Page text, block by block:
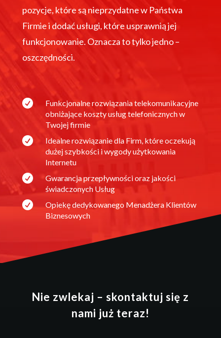
pozycje, które są nieprzydatne w Państwa
Firmie i dodać usługi, które usprawnią jej
funkcjonowanie. Oznacza to tylko jedno –
oszczędności.

Funkcjonalne rozwiązania telekomunikacyjne
obniżające koszty usług telefonicznych w
Twojej firmie

Idealne rozwiązanie dla Firm, które oczekują
dużej szybkości i wygody użytkowania
Internetu

Gwarancja przepływności oraz jakości
świadczonych Usług

Opiekę dedykowanego Menadżera Klientów
Biznesowych
Nie zwlekaj – skontaktuj się z
nami już teraz!